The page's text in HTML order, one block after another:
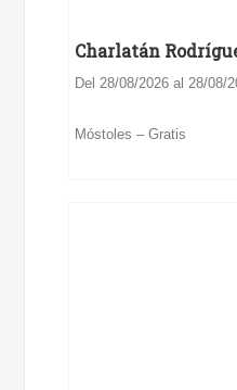
Charlatán
Del 28/08/2026 al 28/08/
Móstoles – Gratis